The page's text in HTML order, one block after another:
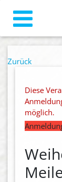
Zurück
Diese
möglich.